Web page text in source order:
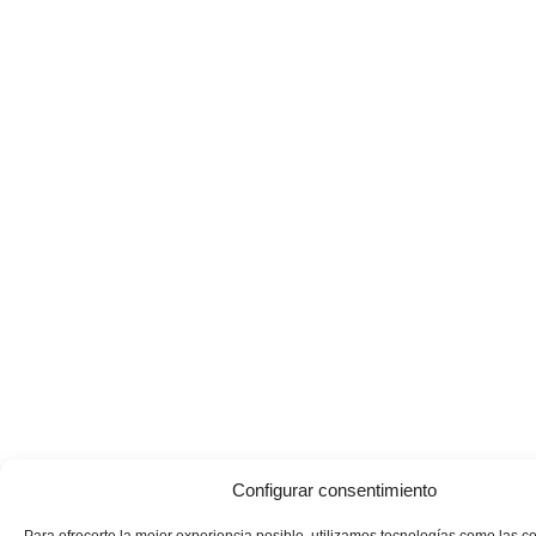
Configurar consentimiento